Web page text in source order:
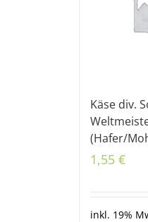
Käse div.
(Hafer/
1,55 €
inkl. 19%